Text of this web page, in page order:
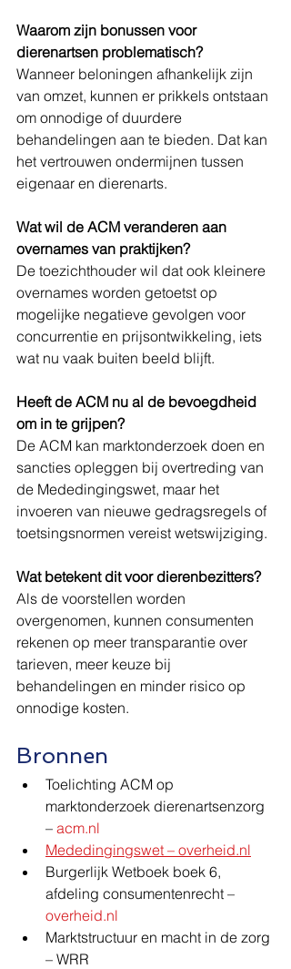
Waarom zijn bonussen voor
dierenartsen problematisch?
Wanneer beloningen afhankelijk zijn
van omzet, kunnen er prikkels ontstaan
om onnodige of duurdere
behandelingen aan te bieden. Dat kan
het vertrouwen ondermijnen tussen
eigenaar en dierenarts.
Wat wil de ACM veranderen aan
overnames van praktijken?
De toezichthouder wil dat ook kleinere
overnames worden getoetst op
mogelijke negatieve gevolgen voor
concurrentie en prijsontwikkeling, iets
wat nu vaak buiten beeld blijft.
Heeft de ACM nu al de bevoegdheid
om in te grijpen?
De ACM kan marktonderzoek doen en
sancties opleggen bij overtreding van
de Mededingingswet, maar het
invoeren van nieuwe gedragsregels of
toetsingsnormen vereist wetswijziging.
Wat betekent dit voor dierenbezitters?
Als de voorstellen worden
overgenomen, kunnen consumenten
rekenen op meer transparantie over
tarieven, meer keuze bij
behandelingen en minder risico op
onnodige kosten.
Bronnen
Toelichting ACM op
marktonderzoek dierenartsenzorg
– acm.nl
Mededingingswet – overheid.nl
Burgerlijk Wetboek boek 6,
afdeling consumentenrecht –
overheid.nl
Marktstructuur en macht in de zorg
– WRR